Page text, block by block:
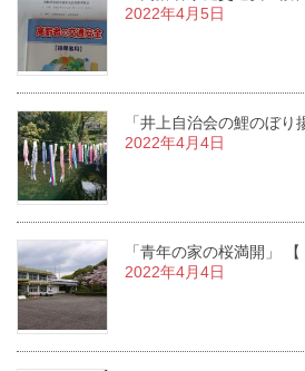
2022年4月5日
「井上自治会の鯉のぼり
2022年4月4日
「青年の家の桜満開」 【
2022年4月4日